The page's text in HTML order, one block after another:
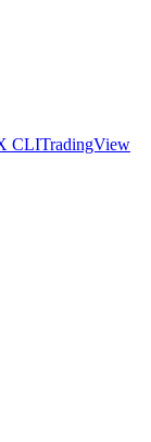
CLITradingView